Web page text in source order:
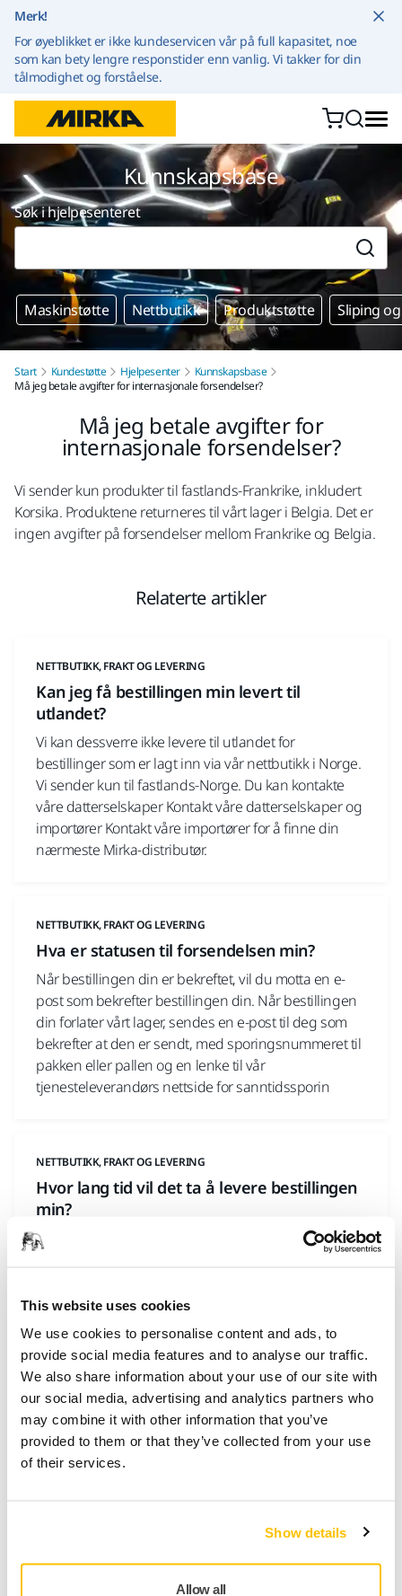
This website uses cookies
We use cookies to personalise content and ads, to
provide social media features and to analyse our traffic.
We also share information about your use of our site with
our social media, advertising and analytics partners who
may combine it with other information that you’ve
provided to them or that they’ve collected from your use
of their services.
Show details
Allow all
Merk!
For øyeblikket er ikke kundeservicen vår på full kapasitet, noe
som kan bety lengre responstider enn vanlig. Vi takker for din
tålmodighet og forståelse.
Kunnskapsbase
Søk i hjelpesenteret
Maskinstøtte Nettbutikk Produktstøtte Sliping
Start Kundestøtte Hjelpesenter
Kunnskapsbase
Må jeg betale avgifter for internasjonale forsendelser?
Må jeg betale avgifter for
internasjonale forsendelser?
Vi sender kun produkter til fastlands-Frankrike, inkludert
Korsika. Produktene returneres til vårt lager i Belgia. Det er
ingen avgifter på forsendelser mellom Frankrike og Belgia.
Relaterte artikler
NETTBUTIKK, FRAKT OG LEVERING
Kan jeg få bestillingen min levert til
utlandet?
Vi kan dessverre ikke levere til utlandet for
bestillinger som er lagt inn via vår nettbutikk i Norge.
Vi sender kun til fastlands-Norge. Du kan kontakte
våre datterselskaper Kontakt våre datterselskaper og
importører Kontakt våre importører for å finne din
nærmeste Mirka-distributør.
NETTBUTIKK, FRAKT OG LEVERING
Hva er statusen til forsendelsen min?
Når bestillingen din er bekreftet, vil du motta en e-
post som bekrefter bestillingen din. Når bestillingen
din forlater vårt lager, sendes en e-post til deg som
bekrefter at den er sendt, med sporingsnummeret til
pakken eller pallen og en lenke til vår
tjenesteleverandørs nettside for sanntidssporin
NETTBUTIKK, FRAKT OG LEVERING
Hvor lang tid vil det ta å levere bestillingen
min?
For pakker er estimert leveringstid mellom 5 og 7
dager, fra dato og klokkeslett for ordrebekreftelsen.
helligdager. Den estimerte leveringstiden blir i så fall
kun gitt som en indikasjon. Enhver forsinkelse i
leveringen skal ikke gi opphav til ers
NETTBUTIKK, FRAKT OG LEVERING
Kan jeg angi en leveringsdato?
Vise mer